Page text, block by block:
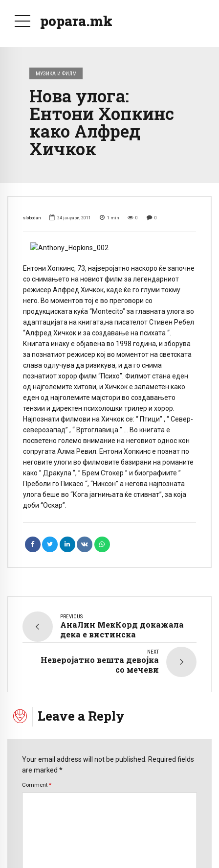
popara.mk
МУЗИКА И ФИЛМ
Нова улога:
Ентони Хопкинс
како Алфред
Хичкок
slobodan 24 јануари, 2011 1 min 0 0
Ентони Хопкинс, 73, најверојатно наскоро ќе започне
со снимањето на новиот филм за легендарниот
режисер Алфред Хичкок, каде ќе го глуми токму
него. Во моментов тој е во преговори со
продукциската куќа “Montecito” за главната улога во
адаптацијата на книгата,на писателот Стивен Ребел
“Алфред Хичкок и за создавање на психата “.
Книгата инаку е објавена во 1998 година, и зборува
за познатиот режисер кој во моментот на светската
слава одлучува да ризикува, и да го снима
познатиот хорор филм “Психо”. Филмот стана еден
од најголемите хитови, и Хичкок е запаметен како
еден од најголемите мајстори во создавањето
тензии и директен психолошки трилер и хорор.
Најпознати филмови на Хичкок се: “ Птици” , “ Север-
северозапад” , “ Вртоглавица ” … Во книгата е
посветено големо внимание на неговиот однос кон
сопругата Алма Ревил. Ентони Хопкинс е познат по
неговите улоги во филмовите базирани на романите
како ” Дракула “, ” Брeм Стокер ” и биографиите ”
Преболи го Пикасо “, “Никсон” а негова најпозната
улога беше во “Кога јагнињата ќе стивнат”, за која
доби “Оскар”.
PREVIOUS
АнаЛин МекКорд докажала
дека е вистинска
NEXT
Неверојатно вешта девојка
со мечеви
Leave a Reply
Your email address will not be published. Required fields
are marked *
Comment *